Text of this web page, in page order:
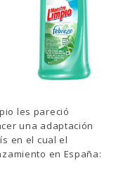
les pareció
una adaptación
en el cual el
en España: